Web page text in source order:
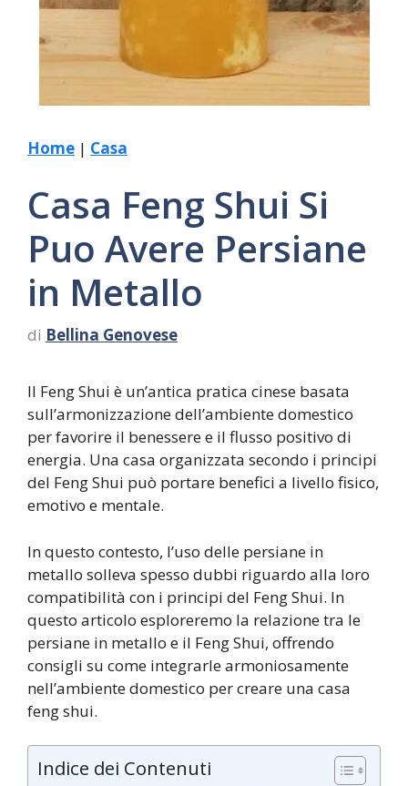
Home | Casa
Casa Feng Shui Si
Puo Avere Persiane
in Metallo
di Bellina Genovese
Il Feng Shui è un’antica pratica cinese basata
sull’armonizzazione dell’ambiente domestico
per favorire il benessere e il flusso positivo di
energia. Una casa organizzata secondo i principi
del Feng Shui può portare benefici a livello fisico,
emotivo e mentale.
In questo contesto, l’uso delle persiane in
metallo solleva spesso dubbi riguardo alla loro
compatibilità con i principi del Feng Shui. In
questo articolo esploreremo la relazione tra le
persiane in metallo e il Feng Shui, offrendo
consigli su come integrarle armoniosamente
nell’ambiente domestico per creare una casa
feng shui.
Indice dei Contenuti